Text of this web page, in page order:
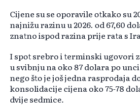
Cijene su se oporavile otkako su
najnižu razinu u 2026. od 67,60
znatno ispod razina prije rata s
I spot srebro i terminski ugovori
u svibnju na oko 87 dolara po
nego što je još jedna rasprodaja
konsolidacije cijena oko 75-78
dvije sedmice.